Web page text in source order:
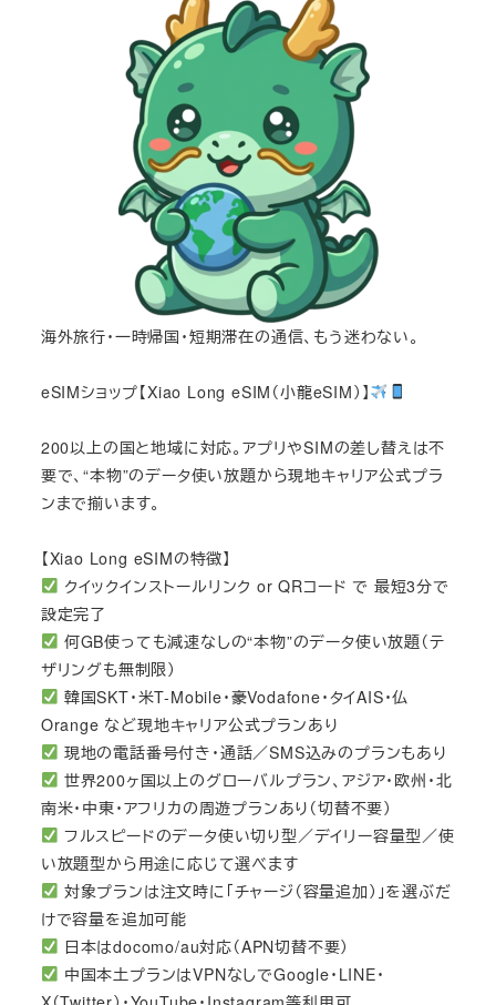
海外旅行・一時帰国・短期滞在の通信、もう迷わない。
eSIMショップ【Xiao Long eSIM（小龍eSIM）】
200以上の国と地域に対応。アプリやSIMの差し替えは不
要で、“本物”のデータ使い放題から現地キャリア公式プラ
ンまで揃います。
【Xiao Long eSIMの特徴】
クイックインストールリンク or QRコード で 最短3分で
設定完了
何GB使っても減速なしの“本物”のデータ使い放題（テ
ザリングも無制限）
韓国SKT・米T-Mobile・豪Vodafone・タイAIS・仏
Orange など現地キャリア公式プランあり
現地の電話番号付き・通話／SMS込みのプランもあり
世界200ヶ国以上のグローバルプラン、アジア・欧州・北
南米・中東・アフリカの周遊プランあり（切替不要）
フルスピードのデータ使い切り型／デイリー容量型／使
い放題型から用途に応じて選べます
対象プランは注文時に「チャージ（容量追加）」を選ぶだ
けで容量を追加可能
日本はdocomo/au対応（APN切替不要）
中国本土プランはVPNなしでGoogle・LINE・